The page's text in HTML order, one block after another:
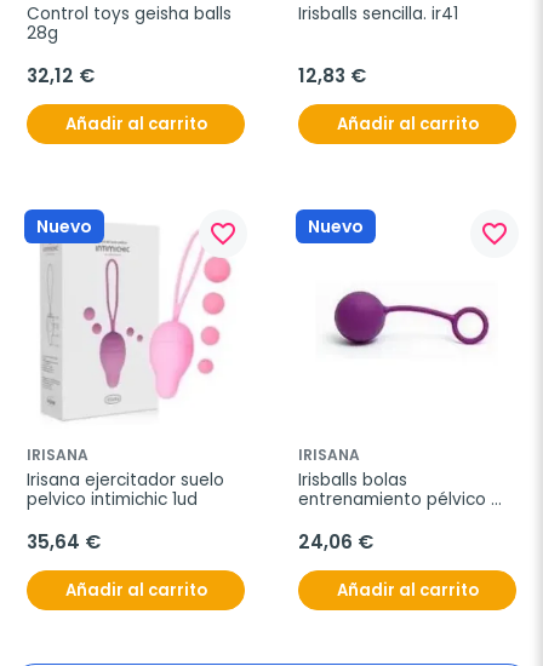
Control toys geisha balls
28g
32,12 €
Añadir al carrito
Irisballs sencilla. ir41
12,83 €
Añadir al carrito
Nuevo favorite_border
IRISANA
Irisana ejercitador suelo
pelvico intimichic 1ud
35,64 €
Añadir al carrito
Nuevo favorite_border
IRISANA
Irisballs bolas
entrenamiento pélvico
24,06 €
Añadir al carrito